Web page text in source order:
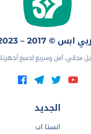
ابس © 2017 – 2023
مجاني، آمن وسريع لجميع
الجديد
انستا اب